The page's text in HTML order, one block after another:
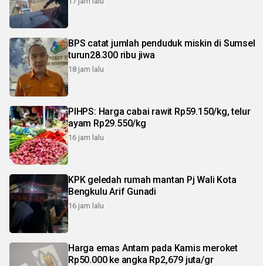
BPS catat jumlah penduduk miskin di Sumsel
turun28.300 ribu jiwa
18 jam lalu
PIHPS: Harga cabai rawit Rp59.150/kg, telur
ayam Rp29.550/kg
16 jam lalu
KPK geledah rumah mantan Pj Wali Kota
Bengkulu Arif Gunadi
16 jam lalu
Harga emas Antam pada Kamis meroket
Rp50.000 ke angka Rp2,679 juta/gr